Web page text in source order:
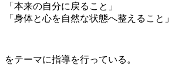
「本来の自分に戻ること」
「身体と心を自然な状態へ整えること」
をテーマに指導を行っている。